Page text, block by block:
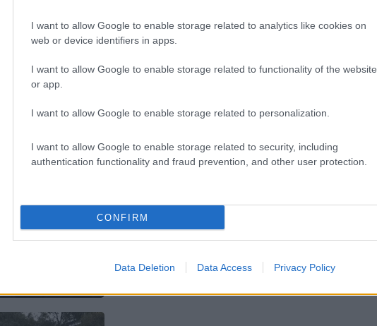
I want to allow Google to enable storage related to analytics like cookies on
web or device identifiers in apps.
I want to allow Google to enable storage related to functionality of the website
or app.
I want to allow Google to enable storage related to personalization.
I want to allow Google to enable storage related to security, including
authentication functionality and fraud prevention, and other user protection.
CONFIRM
Data Deletion Data Access Privacy Policy
Η διοίκηση του ΕΚΑΒ διέταξε ΕΔΕ για
το περιστατικό
Ίλιον: Συνελήφθησαν δύο μαθητές
Σε βάρος τους σχηματίστηκε
δικογραφία για διασπορά ψευδών